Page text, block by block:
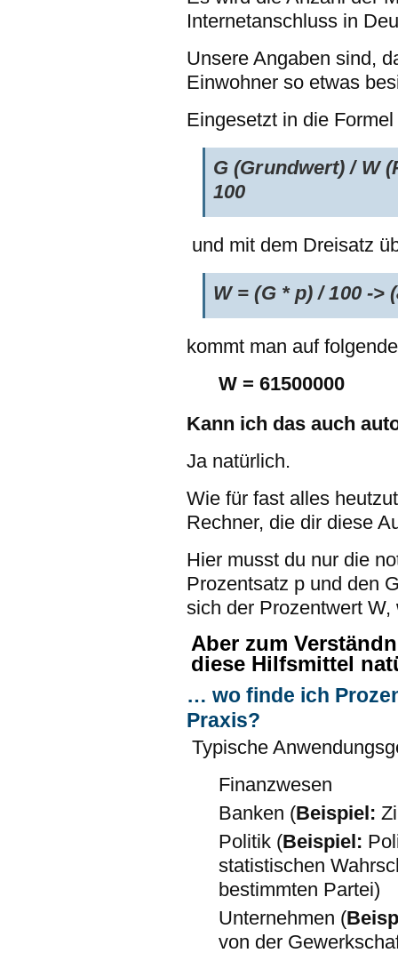
Internetanschluss in
Unsere Angaben sind,
Einwohner so etwas
Eingesetzt in die
G (Grundwert) / W
100
und mit dem Dreisatz
W = (G * p) / 100 ->
kommt man auf
W = 61500000
Kann ich das auch
Ja natürlich.
Wie für fast alles
Rechner, die dir diese
Hier musst du nur die
Prozentsatz p und den
sich der Prozentwert
Aber zum
diese Hilfsmittel
… wo finde ich
Praxis?
Typische
Finanzwesen
Banken (Beispiel:
Politik (Beispiel:
statistischen
bestimmten Partei)
Unternehmen (
von der